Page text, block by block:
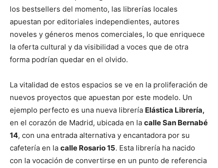
los bestsellers del momento, las librerías locales
apuestan por editoriales independientes, autores
noveles y géneros menos comerciales, lo que enriquece
la oferta cultural y da visibilidad a voces que de otra
forma podrían quedar en el olvido.
La vitalidad de estos espacios se ve en la proliferación de
nuevos proyectos que apuestan por este modelo. Un
ejemplo perfecto es una nueva librería Elástica Librería,
en el corazón de Madrid, ubicada en la calle San Bernabé
14, con una entrada alternativa y encantadora por su
cafetería en la calle Rosario 15. Esta librería ha nacido
con la vocación de convertirse en un punto de referencia